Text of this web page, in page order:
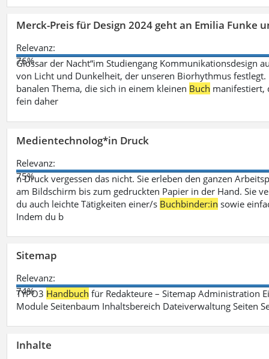
Merck-Preis für Design 2024 geht an Emilia Funke
Relevanz:
76%
Glossar der Nacht“im Studiengang Kommunikationsdesign
von Licht und Dunkelheit, der unseren Biorhythmus
banalen Thema, die sich in einem kleinen Buch manifestiert,
fein daher
Medientechnolog*in Druck
Relevanz:
75%
n Druck vergessen das nicht. Sie erleben den ganzen
am Bildschirm bis zum gedruckten Papier in der Hand. Sie
du auch leichte Tätigkeiten einer/s Buchbinder:in sowie
Indem du b
Sitemap
Relevanz:
74%
TYPO3 Handbuch für Redakteure – Sitemap Administration
Module Seitenbaum Inhaltsbereich Dateiverwaltung Seiten
Inhalte